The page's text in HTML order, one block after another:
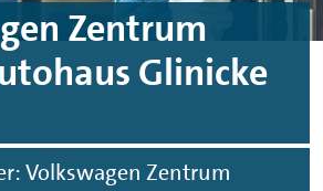
Zentrum
Glinicke
Volkswagen Zentrum